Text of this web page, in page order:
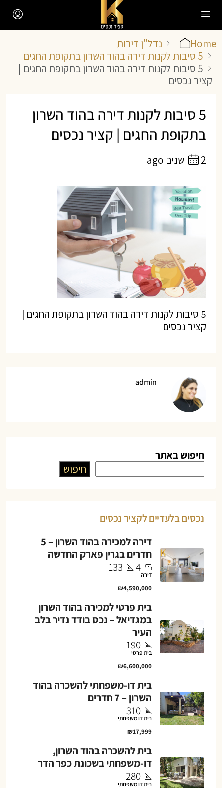
Home
נדל"ן דירות
5 סיבות לקנות דירה בהוד השרון בתקופת החגים
5 סיבות לקנות דירה בהוד השרון בתקופת החגים |
קציר נכסים
5 סיבות לקנות דירה בהוד השרון
בתקופת החגים | קציר נכסים
2 שנים ago
5 סיבות לקנות דירה בהוד השרון בתקופת החגים |
קציר נכסים
admin
חיפוש באתר
חיפוש
נכסים בלעדיים לקציר נכסים
דירה למכירה בהוד השרון – 5
חדרים בגרין פארק החדשה
4
133
דירה
₪4,590,000
בית פרטי למכירה בהוד השרון
במגדיאל – נכס בודד נדיר בלב
העיר
190
בית פרטי
₪6,600,000
בית דו-משפחתי להשכרה בהוד
השרון – 7 חדרים
310
בית דו משפחתי
₪17,999
בית להשכרה בהוד השרון,
דו-משפחתי בשכונת כפר הדר
280
בית דו משפחתי